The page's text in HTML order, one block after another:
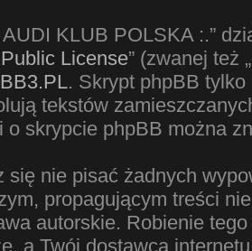
AUDI KLUB POLSKA :.”
License” (zwanej też
. Skrypt phpBB tylko
tekstów
o skrypcie phpBB można
się nie pisać żadnych
propagującym treści
autorskie. Robienie
a Twój dostawca